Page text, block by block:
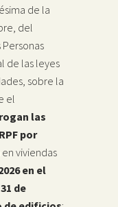
de la
del
de las leyes
sobre la
el
las
por
en viviendas
en el
de